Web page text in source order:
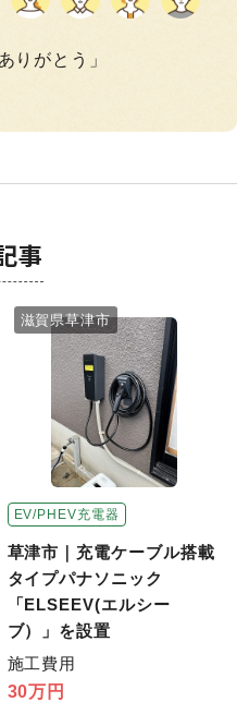
りがとう」
事
EV/PHEV充電器
滋賀県草津市
草津市｜充電ケーブル搭載
タイプパナソニック
「ELSEEV(エルシー
ブ）」を設置
施工費用
30万円